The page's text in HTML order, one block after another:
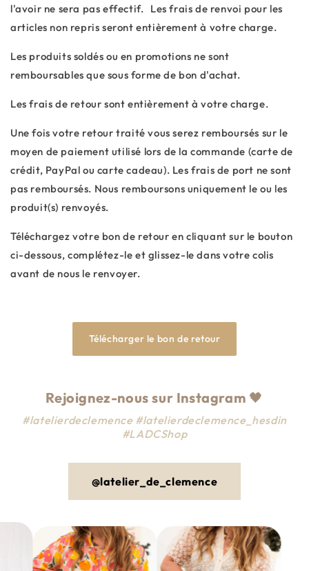
l'avoir ne sera pas effectif. Les frais de renvoi pour les
articles non repris seront entièrement à votre charge.
Les produits soldés ou en promotions ne sont
remboursables que sous forme de bon d'achat.
Les frais de retour sont entièrement à votre charge.
Une fois votre retour traité vous serez remboursés sur le
moyen de paiement utilisé lors de la commande (carte de
crédit, PayPal ou carte cadeau). Les frais de port ne sont
pas remboursés. Nous remboursons uniquement le ou les
produit(s) renvoyés.
Téléchargez votre bon de retour en cliquant sur le bouton
ci-dessous, complétez-le et glissez-le dans votre colis
avant de nous le renvoyer.
Télécharger le bon de retour
Rejoignez-nous sur Instagram 🖤
#latelierdeclemence #latelierdeclemence_hesdin
#LADCShop
@latelier_de_clemence